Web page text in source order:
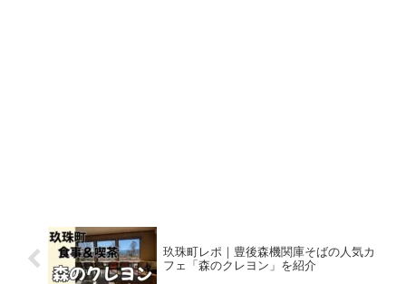
玖珠町レポ｜豊後森機関庫そばの人気カ
フェ「森のクレヨン」を紹介